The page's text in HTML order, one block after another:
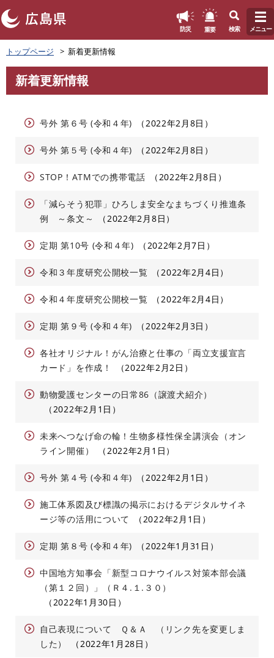
ペ
ー
ジ
先
防災 重要 検索 メニュー
トップページ 新着更新情報
文
新着更新情報
号外 第６号 (令和４年) 2022年2月8日
号外 第５号 (令和４年) 2022年2月8日
STOP！ATMでの携帯電話 2022年2月8日
「減らそう犯罪」ひろしま安全なまちづくり推進条
例 ～条文～
2022年2月8日
定期 第10号 (令和４年) 2022年2月7日
令和３年度研究公開校一覧 2022年2月4日
令和４年度研究公開校一覧 2022年2月4日
定期 第９号 (令和４年) 2022年2月3日
各社オリジナル！がん治療と仕事の「両立支援宣言
カード」を作成！
2022年2月2日
動物愛護センターの日常86（譲渡犬紹介）
2022年2月1日
未来へつなげ命の輪！生物多様性保全講演会（オン
ライン開催）
2022年2月1日
号外 第４号 (令和４年) 2022年2月1日
施工体系図及び標識の掲示におけるデジタルサイネ
ージ等の活用について
2022年2月1日
定期 第８号 (令和４年) 2022年1月31日
中国地方知事会「新型コロナウイルス対策本部会議
（第１２回）」（Ｒ４.１.３０）
2022年1月30日
自己表現について Ｑ＆Ａ （リンク先を変更しま
した）
2022年1月28日